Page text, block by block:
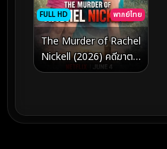
FULL HD พากย์ไทย
The Murder of Rachel
Nickell (2026) คดีฆาต
กรรมเรเชล นิกเคลล์